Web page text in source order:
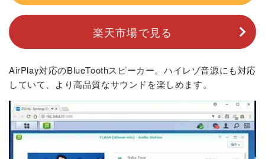
楽天市場で見る
AirPlay対応のBlueToothスピーカー。ハイレゾ音源にも対応
していて、より高品質なサウンドを楽しめます。